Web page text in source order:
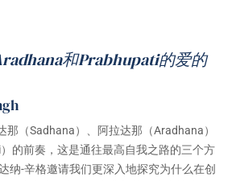
。
和Prabhupati的爱的
那（Sadhana）、阿拉达那（Aradhana）
的前奏，这是通往最高自我之路的三个方
纳-辛格邀请我们更深入地探究为什么在创